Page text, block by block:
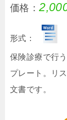
価格：
形式：
保険診療で行
プレート。リ
文書です。